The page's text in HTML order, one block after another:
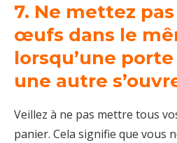
7. Ne mettez
œufs dans le
lorsqu’une
une autre
Veillez à ne pas mettre tous
panier. Cela signifie que vous